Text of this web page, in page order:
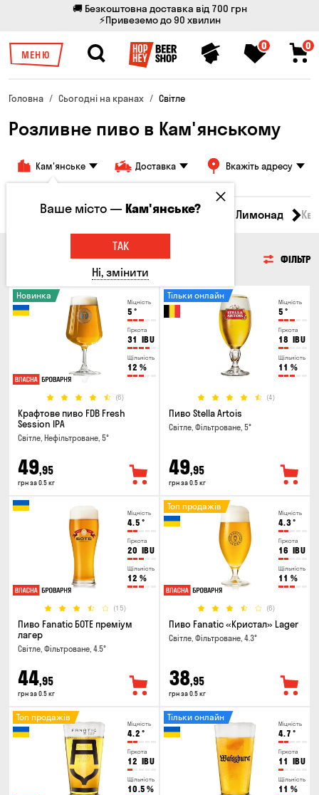
🚚 Безкоштовна доставка від 700 грн
⚡Привеземо до 90 хвилин
МЕНЮ
0 0
Головна Сьогодні на кранах Світле
Розливне пиво в Кам'янському
Кам'янське Доставка Вкажіть адресу
Всі товари Пиво Сидр Вино Лимонад
ФІЛЬТР
Міцність
5 °
Гіркота
31 IBU
Щільність
12 %
(6)
Новинка
Крафтове пиво FDB Fresh
Session IPA
Світле, Нефільтроване, 5°
49,95
грн за 0.5 кг
Міцність
5 °
Гіркота
18 IBU
Щільність
11 %
(4)
Тільки онлайн
Пиво Stella Artois
Світле, Фільтроване, 5°
49,95
грн за 0.5 кг
Міцність
4.5 °
Гіркота
20 IBU
Щільність
12 %
(15)
Пиво Fanatic БОТЕ преміум
лагер
Світле, Фільтроване, 4.5°
44,95
грн за 0.5 кг
Міцність
4.3°
Гіркота
16 IBU
Щільність
11 %
(6)
Топ продажів
Пиво Fanatic «Кристал» Lager
Світле, Фільтроване, 4.3°
38,95
грн за 0.5 кг
Міцність
4.2 °
Гіркота
12 IBU
Щільність
10.5 %
Топ продажів
Міцність
4.7 °
Гіркота
11 IBU
Щільність
11 %
Тільки онлайн
Ваше місто —Кам'янське?
ТАК
Ні, змінити